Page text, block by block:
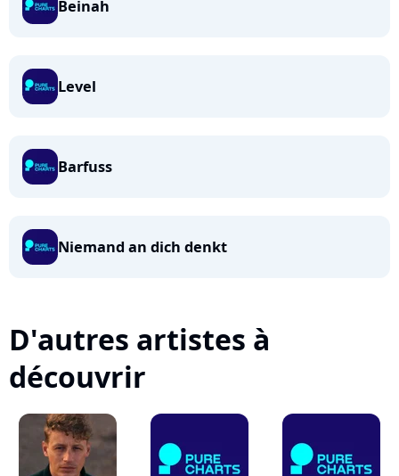
Beinah
Level
Barfuss
Niemand an dich denkt
D'autres artistes à
découvrir